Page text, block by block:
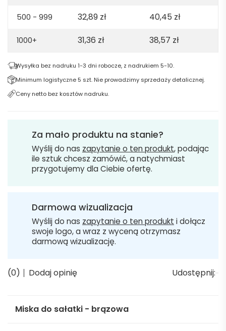
500 - 999 32,89 zł 40,45 zł
1000+ 31,36 zł 38,57 zł
Wysyłka bez nadruku 1-3 dni robocze, z nadrukiem 5-10.
Minimum logistyczne 5 szt. Nie prowadzimy sprzedaży detalicznej.
Ceny netto bez kosztów nadruku.
Za mało produktu na stanie?
Wyślij do nas zapytanie o ten produkt, podając
ile sztuk chcesz zamówić, a natychmiast
przygotujemy dla Ciebie ofertę.
Darmowa wizualizacja
Wyślij do nas zapytanie o ten produkt i dołącz
swoje logo, a wraz z wyceną otrzymasz
darmową wizualizację.
(0) Dodaj opinię Udostępnij:
Miska do sałatki - brązowa